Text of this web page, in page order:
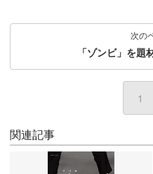
次の
「ゾンビ」を題
1
関連記事